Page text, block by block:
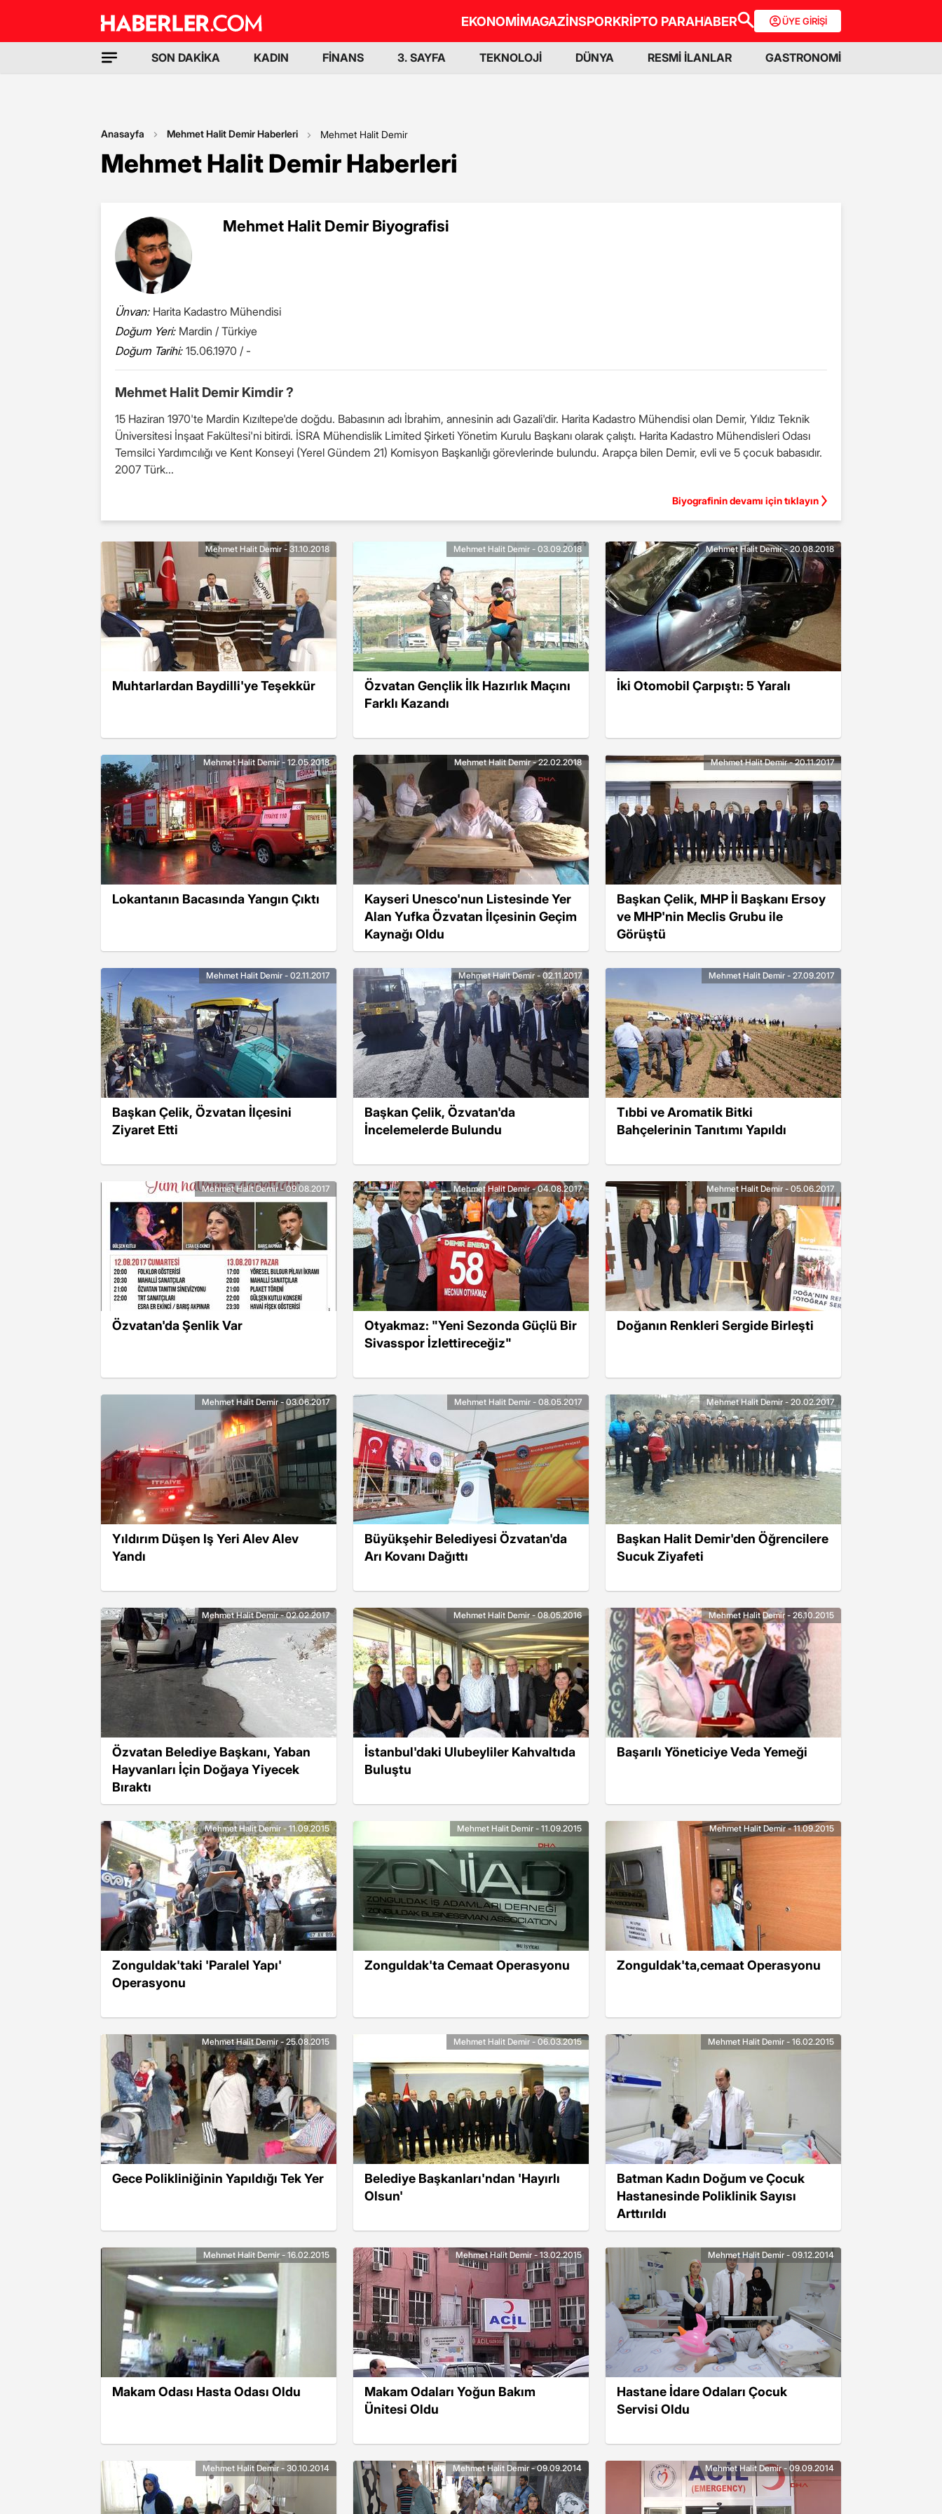
EKONOMİMAGAZİNSPORKRİPTO PARAHABER ÜYE GİRİŞİ
SON DAKİKA KADIN FİNANS 3. SAYFA TEKNOLOJİ DÜNYA RESMİ İLANLAR GASTRONOMİ
Anasayfa Mehmet Halit Demir Haberleri Mehmet Halit Demir
Mehmet Halit Demir Haberleri
Mehmet Halit Demir Biyografisi
Ünvan: Harita Kadastro Mühendisi
Doğum Yeri: Mardin / Türkiye
Doğum Tarihi: 15.06.1970 / -
Mehmet Halit Demir Kimdir ?
15 Haziran 1970'te Mardin Kızıltepe'de doğdu. Babasının adı İbrahim, annesinin adı Gazali'dir. Harita Kadastro Mühendisi olan Demir, Yıldız Teknik
Üniversitesi İnşaat Fakültesi'ni bitirdi. İSRA Mühendislik Limited Şirketi Yönetim Kurulu Başkanı olarak çalıştı. Harita Kadastro Mühendisleri Odası
Temsilci Yardımcılığı ve Kent Konseyi (Yerel Gündem 21) Komisyon Başkanlığı görevlerinde bulundu. Arapça bilen Demir, evli ve 5 çocuk babasıdır.
2007 Türk...
Biyografinin devamı için tıklayın
Muhtarlardan Baydilli'ye Teşekkür
Mehmet Halit Demir - 31.10.2018
Özvatan Gençlik İlk Hazırlık Maçını
Farklı Kazandı
Mehmet Halit Demir - 03.09.2018
İki Otomobil Çarpıştı: 5 Yaralı
Mehmet Halit Demir - 20.08.2018
Lokantanın Bacasında Yangın Çıktı
Mehmet Halit Demir - 12.05.2018
Kayseri Unesco'nun Listesinde Yer
Alan Yufka Özvatan İlçesinin Geçim
Kaynağı Oldu
Mehmet Halit Demir - 22.02.2018
Başkan Çelik, MHP İl Başkanı Ersoy
ve MHP'nin Meclis Grubu ile
Görüştü
Mehmet Halit Demir - 20.11.2017
Başkan Çelik, Özvatan İlçesini
Ziyaret Etti
Mehmet Halit Demir - 02.11.2017
Başkan Çelik, Özvatan'da
İncelemelerde Bulundu
Mehmet Halit Demir - 02.11.2017
Tıbbi ve Aromatik Bitki
Bahçelerinin Tanıtımı Yapıldı
Mehmet Halit Demir - 27.09.2017
Özvatan'da Şenlik Var
Mehmet Halit Demir - 09.08.2017
Otyakmaz: "Yeni Sezonda Güçlü Bir
Sivasspor İzlettireceğiz"
Mehmet Halit Demir - 04.08.2017
Doğanın Renkleri Sergide Birleşti
Mehmet Halit Demir - 05.06.2017
Yıldırım Düşen Iş Yeri Alev Alev
Yandı
Mehmet Halit Demir - 03.06.2017
Büyükşehir Belediyesi Özvatan'da
Arı Kovanı Dağıttı
Mehmet Halit Demir - 08.05.2017
Başkan Halit Demir'den Öğrencilere
Sucuk Ziyafeti
Mehmet Halit Demir - 20.02.2017
Özvatan Belediye Başkanı, Yaban
Hayvanları İçin Doğaya Yiyecek
Bıraktı
Mehmet Halit Demir - 02.02.2017
İstanbul'daki Ulubeyliler Kahvaltıda
Buluştu
Mehmet Halit Demir - 08.05.2016
Başarılı Yöneticiye Veda Yemeği
Mehmet Halit Demir - 26.10.2015
Zonguldak'taki 'Paralel Yapı'
Operasyonu
Mehmet Halit Demir - 11.09.2015
Zonguldak'ta Cemaat Operasyonu
Mehmet Halit Demir - 11.09.2015
Zonguldak'ta,cemaat Operasyonu
Mehmet Halit Demir - 11.09.2015
Gece Polikliniğinin Yapıldığı Tek Yer
Mehmet Halit Demir - 25.08.2015
Belediye Başkanları'ndan 'Hayırlı
Olsun'
Mehmet Halit Demir - 06.03.2015
Batman Kadın Doğum ve Çocuk
Hastanesinde Poliklinik Sayısı
Arttırıldı
Mehmet Halit Demir - 16.02.2015
Makam Odası Hasta Odası Oldu
Mehmet Halit Demir - 16.02.2015
Makam Odaları Yoğun Bakım
Ünitesi Oldu
Mehmet Halit Demir - 13.02.2015
Hastane İdare Odaları Çocuk
Servisi Oldu
Mehmet Halit Demir - 09.12.2014
Mehmet Halit Demir - 30.10.2014 Mehmet Halit Demir - 09.09.2014 Mehmet Halit Demir - 09.09.2014